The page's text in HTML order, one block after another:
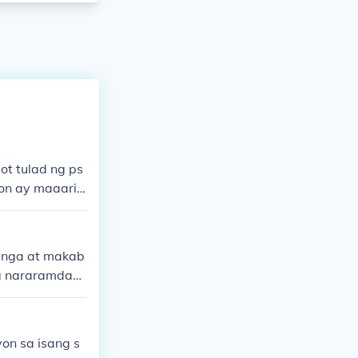
tulad ng ps
ay maaari r
dulot ng aller
tubig at
at makab
maibsan a
pag-ibig.
sa isang s